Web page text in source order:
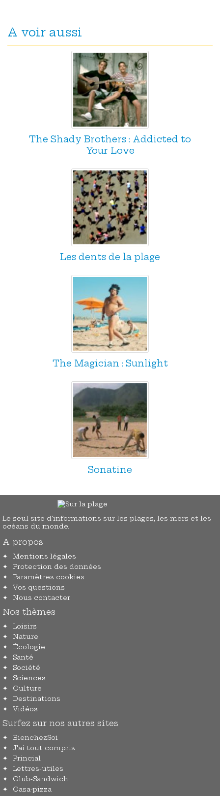
A voir aussi
The Shady Brothers : Addicted to
Your Love
Les dents de la plage
The Magician : Sunlight
Sonatine
Le seul site d'informations sur les plages, les mers et les
océans du monde.
A propos
Mentions légales
Protection des données
Paramètres cookies
Vos questions
Nous contacter
Nos thèmes
Loisirs
Nature
Écologie
Santé
Société
Sciences
Culture
Destinations
Vidéos
Surfez sur nos autres sites
BienchezSoi
J'ai tout compris
Princial
Lettres-utiles
Club-Sandwich
Casa-pizza